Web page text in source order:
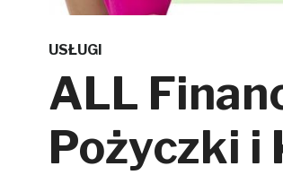
USŁUGI
ALL
Pożyczki i